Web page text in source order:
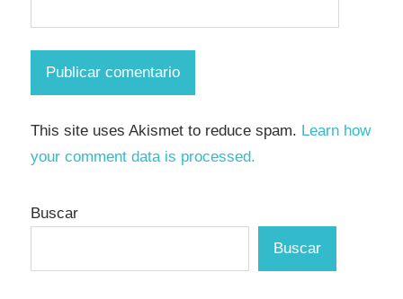
This site uses Akismet to reduce spam. Learn how
your comment data is processed.
Buscar
Buscar